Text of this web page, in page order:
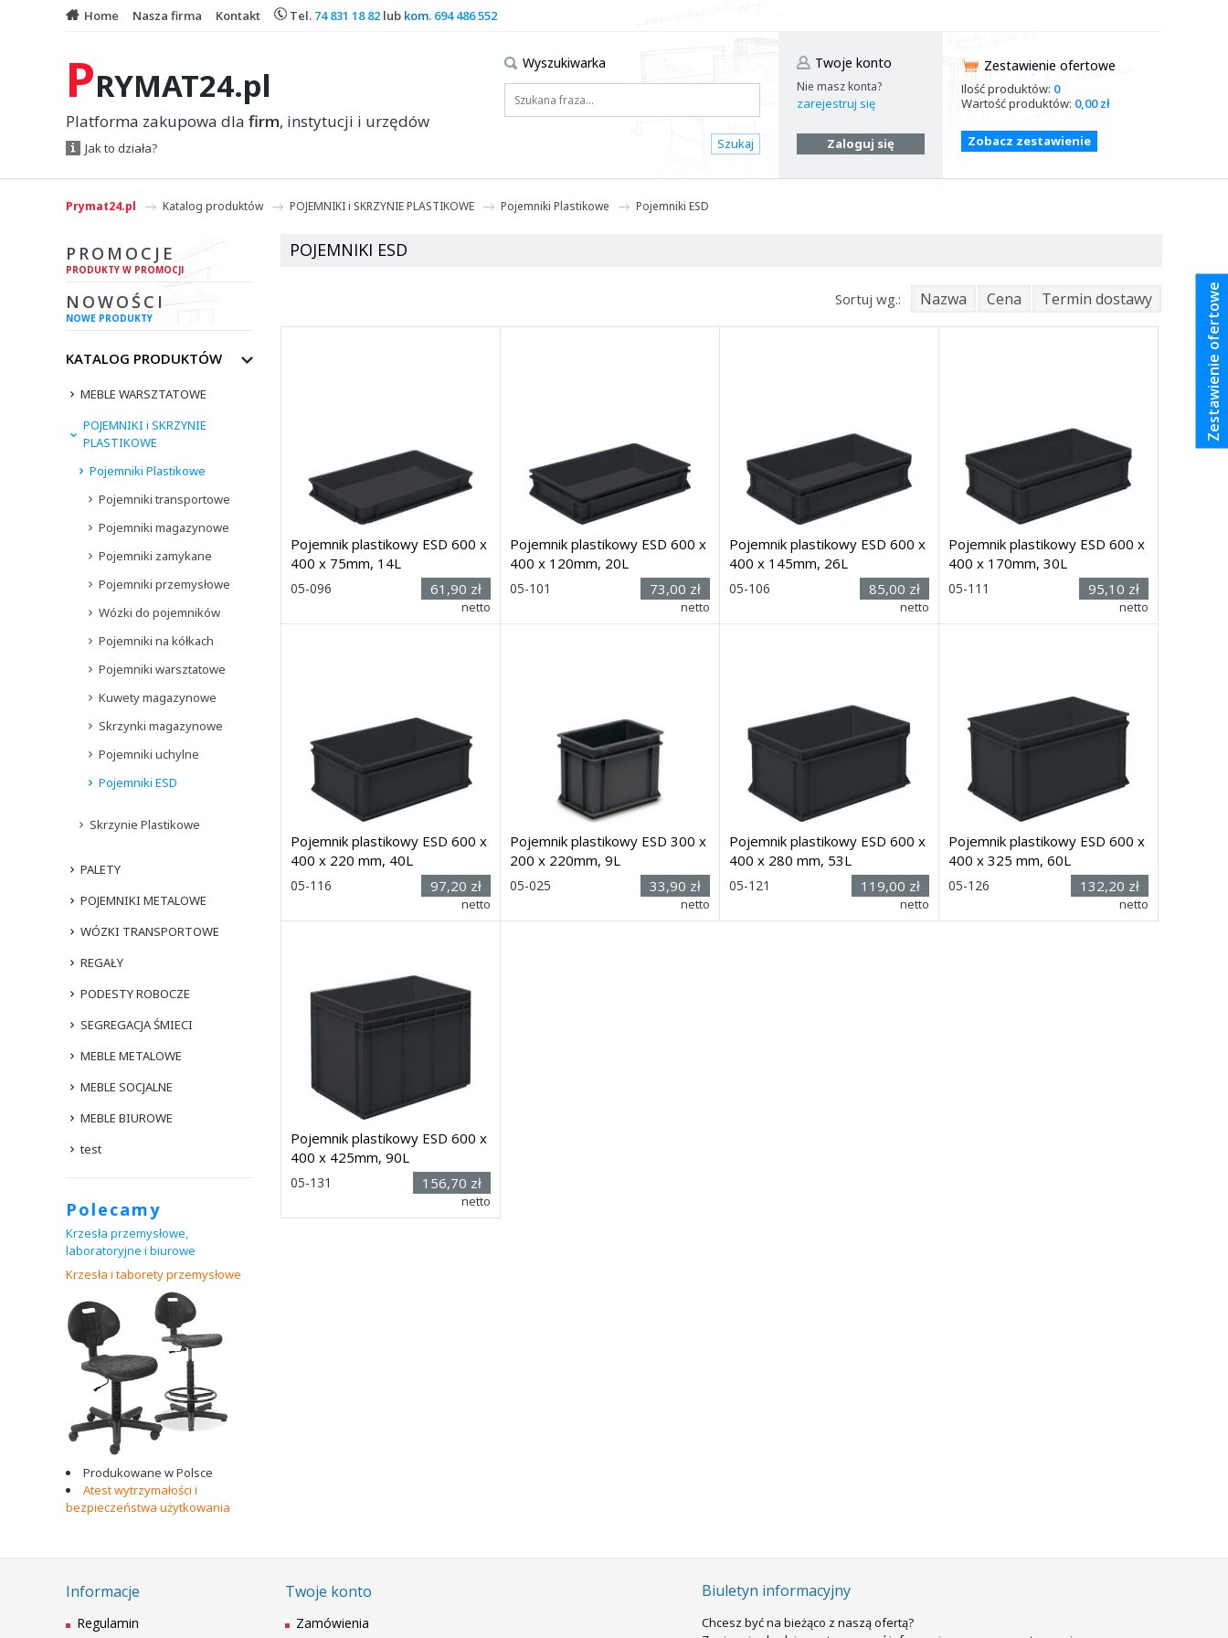
Zestawienie ofertowe
Home Nasza firma Kontakt Tel. 74 831 18 82 lub kom. 694 486 552
PRYMAT24.pl
Platforma zakupowa dla firm, instytucji i urzędów
Jak to działa?
Wyszukiwarka
Szukaj
Twoje konto
Nie masz konta?
zarejestruj się
Zaloguj się
Zestawienie ofertowe
Ilość produktów: 0
Wartość produktów: 0,00 zł
Zobacz zestawienie
Prymat24.pl Katalog produktów POJEMNIKI i SKRZYNIE PLASTIKOWE Pojemniki Plastikowe Pojemniki ESD
PROMOCJE
PRODUKTY W PROMOCJI
NOWOŚCI
NOWE PRODUKTY
KATALOG PRODUKTÓW
MEBLE WARSZTATOWE
POJEMNIKI i SKRZYNIE
PLASTIKOWE
Pojemniki Plastikowe
Pojemniki transportowe
Pojemniki magazynowe
Pojemniki zamykane
Pojemniki przemysłowe
Wózki do pojemników
Pojemniki na kółkach
Pojemniki warsztatowe
Kuwety magazynowe
Skrzynki magazynowe
Pojemniki uchylne
Pojemniki ESD
Skrzynie Plastikowe
PALETY
POJEMNIKI METALOWE
WÓZKI TRANSPORTOWE
REGAŁY
PODESTY ROBOCZE
SEGREGACJA ŚMIECI
MEBLE METALOWE
MEBLE SOCJALNE
MEBLE BIUROWE
test
Polecamy
Krzesła przemysłowe,
laboratoryjne i biurowe
Produkowane w Polsce
Atest wytrzymałości i
bezpieczeństwa użytkowania
POJEMNIKI ESD
Sortuj wg.: Nazwa Cena Termin dostawy
Pojemnik plastikowy ESD 600 x
400 x 75mm, 14L
05-096 61,90 zł
netto
Pojemnik plastikowy ESD 600 x
400 x 120mm, 20L
05-101 73,00 zł
netto
Pojemnik plastikowy ESD 600 x
400 x 145mm, 26L
05-106 85,00 zł
netto
Pojemnik plastikowy ESD 600 x
400 x 170mm, 30L
05-111 95,10 zł
netto
Pojemnik plastikowy ESD 600 x
400 x 220 mm, 40L
05-116 97,20 zł
netto
Pojemnik plastikowy ESD 300 x
200 x 220mm, 9L
05-025 33,90 zł
netto
Pojemnik plastikowy ESD 600 x
400 x 280 mm, 53L
05-121 119,00 zł
netto
Pojemnik plastikowy ESD 600 x
400 x 325 mm, 60L
05-126 132,20 zł
netto
Pojemnik plastikowy ESD 600 x
400 x 425mm, 90L
05-131 156,70 zł
netto
Informacje
Regulamin
Twoje konto
Zamówienia
Biuletyn informacyjny
Chcesz być na bieżąco z naszą ofertą?